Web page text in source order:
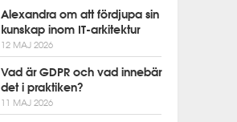
Alexandra om att fördjupa sin
kunskap inom IT-arkitektur
12 MAJ 2026
Vad är GDPR och vad innebär
det i praktiken?
11 MAJ 2026